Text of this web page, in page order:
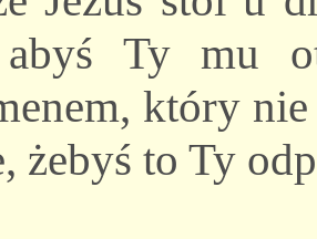
abyś Ty mu
który
żebyś to Ty